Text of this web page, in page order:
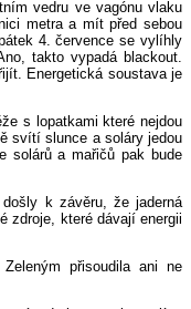
vedru ve vagónu vlaku
metra a mít před sebou
4. července se vylíhly
takto vypadá blackout.
Energetická soustava je
s lopatkami které nejdou
svítí slunce a soláry jedou
solárů a mařičů pak bude
k závěru, že jaderná
zdroje, které dávají energii
přisoudila ani ne